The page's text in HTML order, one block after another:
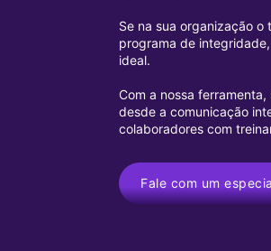
Se na sua organização o
programa de
ideal.
Com a nossa
desde a comunicação
colaboradores com
Fale com um